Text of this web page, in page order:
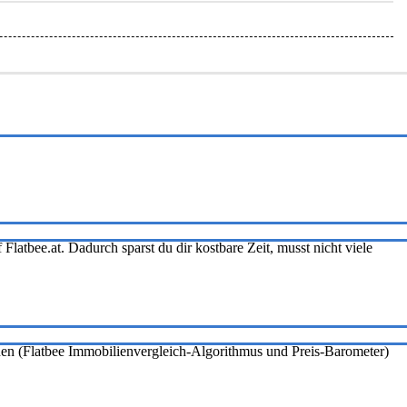
Dadurch sparst du dir kostbare Zeit, musst nicht viele
(Flatbee Immobilienvergleich-Algorithmus und Preis-Barometer)